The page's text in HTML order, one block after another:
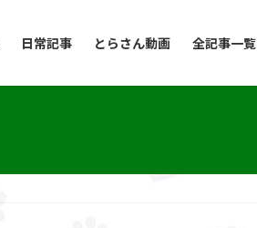
日常記事 とらさん動画 全記事一覧